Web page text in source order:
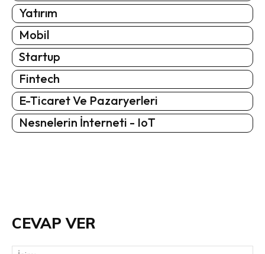
Yatırım
Mobil
Startup
Fintech
E-Ticaret Ve Pazaryerleri
Nesnelerin İnterneti - IoT
CEVAP VER